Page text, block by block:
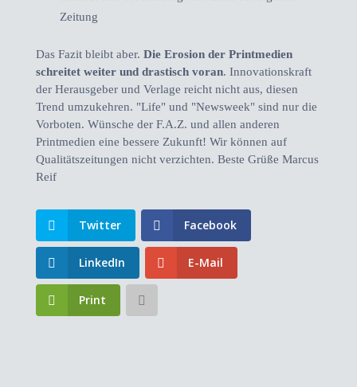
Zeitung
Das Fazit bleibt aber. Die Erosion der Printmedien
schreitet weiter und drastisch voran. Innovationskraft
der Herausgeber und Verlage reicht nicht aus, diesen
Trend umzukehren. "Life" und "Newsweek" sind nur die
Vorboten. Wünsche der F.A.Z. und allen anderen
Printmedien eine bessere Zukunft! Wir können auf
Qualitätszeitungen nicht verzichten. Beste Grüße Marcus
Reif
Twitter Facebook
LinkedIn E-Mail
Print